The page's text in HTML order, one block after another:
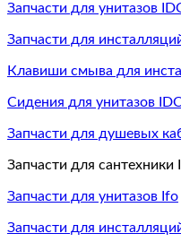
Запчасти для унитазов
Запчасти для
Клавиши смыва для
Сидения для унитазов
Запчасти для душевых
Запчасти для сантехники
Запчасти для унитазов Ifo
Запчасти для